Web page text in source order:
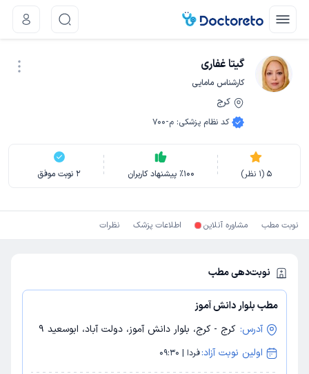
گیتا غفاری
کارشناس مامایی
کرج
کد نظام پزشکی: م-700
5
(
1 نظر) ٪100 پیشنهاد کاربران 2 نوبت موفق
نوبت مطب مشاوره آنلاین اطلاعات پزشک نظرات
نوبت‌دهی مطب
مطب بلوار دانش آموز
آدرس: کرج - کرج، بلوار دانش آموز، دولت آباد، ابوسعید 9
اولین نوبت آزاد:فردا | 09:30